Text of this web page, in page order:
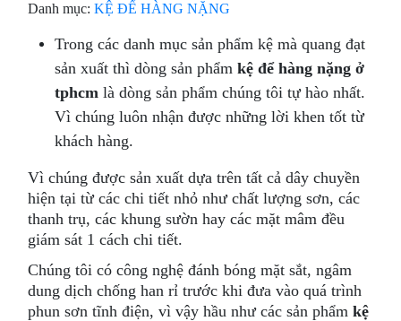
Danh mục:KỆ ĐỂ HÀNG NẶNG
Trong các danh mục sản phẩm kệ mà quang đạt
sản xuất thì dòng sản phẩmkệ để hàng nặng ở
tphcm là dòng sản phẩm chúng tôi tự hào nhất.
Vì chúng luôn nhận được những lời khen tốt từ
khách hàng.
Vì chúng được sản xuất dựa trên tất cả dây chuyền
hiện tại từ các chi tiết nhỏ như chất lượng sơn, các
thanh trụ, các khung sườn hay các mặt mâm đều
giám sát 1 cách chi tiết.
Chúng tôi có công nghệ đánh bóng mặt sắt, ngâm
dung dịch chống han rỉ trước khi đưa vào quá trình
phun sơn tĩnh điện, vì vậy hầu như các sản phẩmkệ